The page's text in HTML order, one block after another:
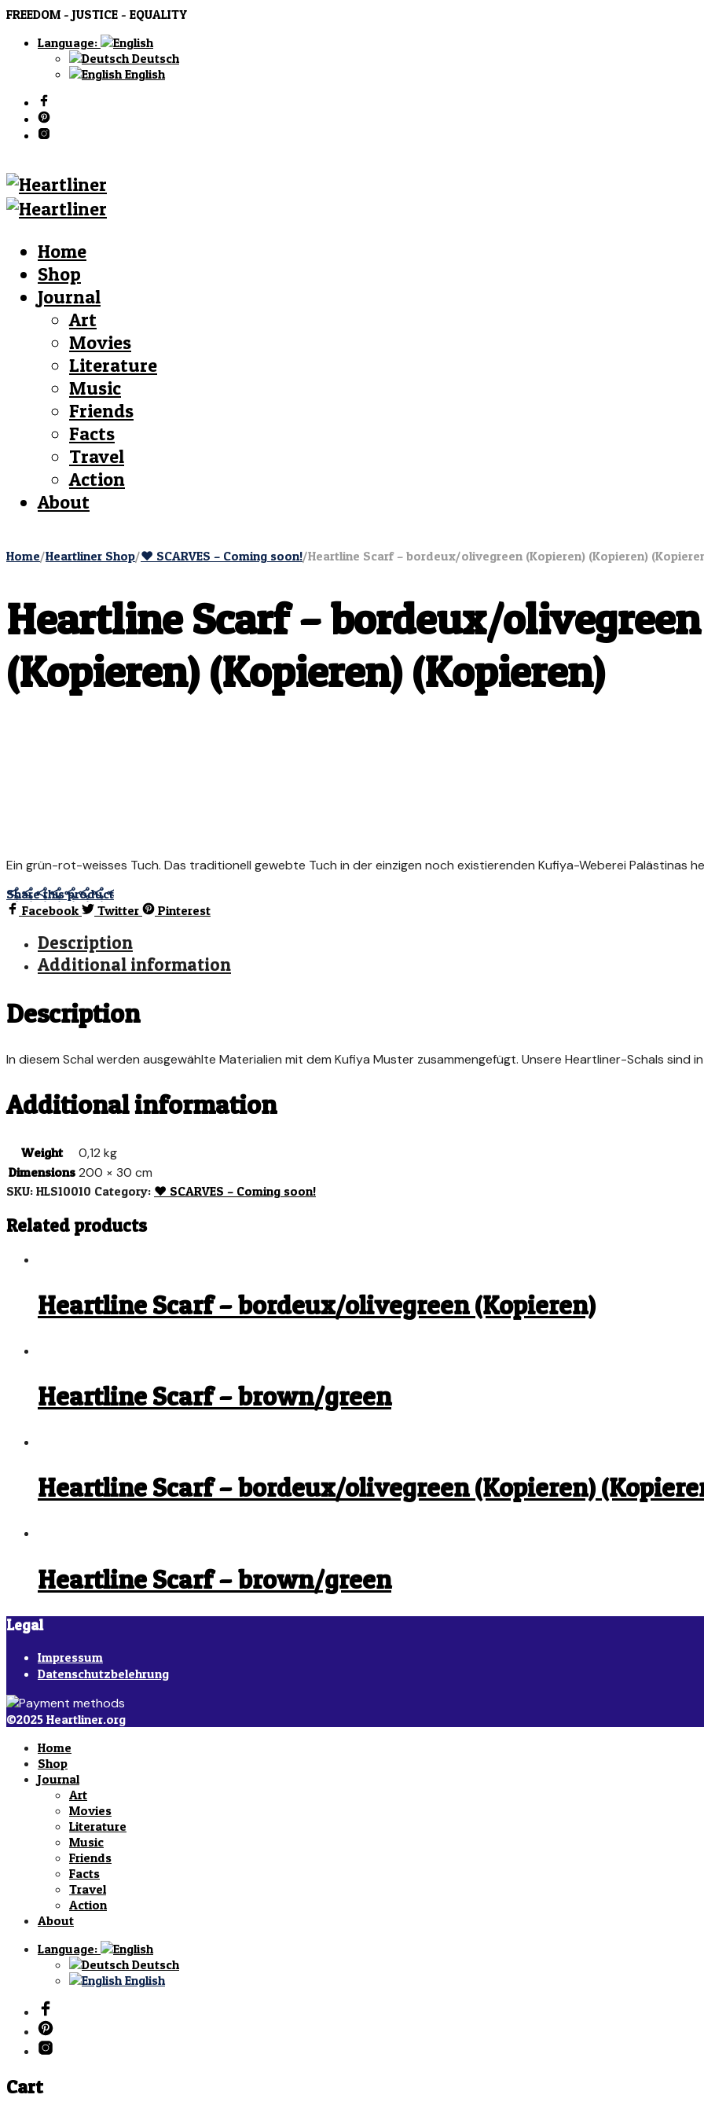
FREEDOM - JUSTICE - EQUALITY
Language:
Deutsch
English
Home
Shop
Journal
Art
Movies
Literature
Music
Friends
Facts
Travel
Action
About
Home/Heartliner Shop/♥︎ SCARVES – Coming soon!/Heartline Scarf – bordeux/olivegreen (Kopieren) (Kopieren)
Heartline Scarf – bordeux/
(Kopieren) (Kopieren) (Kopieren)
Ein grün-rot-weisses Tuch. Das traditionell gewebte Tuch in der einzigen noch existierenden Kufiya-Weberei Palästinas
Share this product
Facebook
Twitter Pinterest
Description
Additional information
Description
In diesem Schal werden ausgewählte Materialien mit dem Kufiya Muster zusammengefügt. Unsere Heartliner-Schals sind
Additional information
Weight 0,12 kg
Dimensions 200 × 30 cm
SKU: HLS10010 Category: ♥︎ SCARVES – Coming soon!
Related products
Heartline Scarf – bordeux/olivegreen (Kopieren)
Heartline Scarf – brown/green
Heartline Scarf – bordeux/olivegreen (Kopieren)
Heartline Scarf – brown/green
Legal
Impressum
Datenschutzbelehrung
©2025 Heartliner.org
Home
Shop
Journal
Art
Movies
Literature
Music
Friends
Facts
Travel
Action
About
Language:
Deutsch
English
Cart